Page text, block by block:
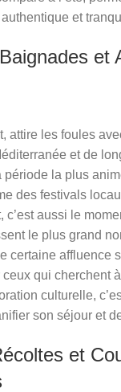
et
et
attire les foules
et de
période la plus
des festivals
c’est aussi le
le plus grand
certaine affluence
ceux qui cherchent
culturelle,
son séjour et
et